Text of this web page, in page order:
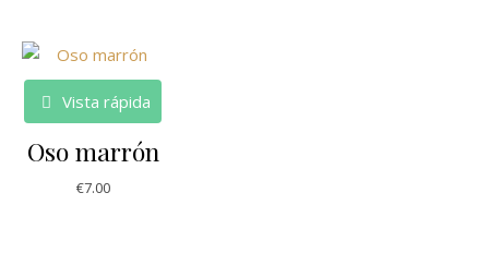
Vista rápida
Oso marrón
€7.00